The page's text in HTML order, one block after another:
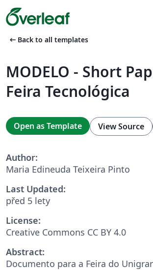
arrow_left_alt Back to all templates
MODELO - Short
Feira Tecnológica
Open as Template View Source
Author:
Maria Edineuda Teixeira Pinto
Last Updated:
před 5 lety
License:
Creative Commons CC BY 4.0
Abstract:
Documento para a Feira do